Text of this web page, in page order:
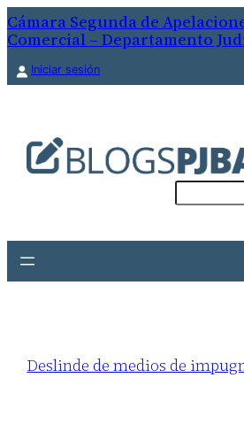
Cámara Segunda de
Comercial – Departamento
Iniciar sesión
Deslinde de medios de